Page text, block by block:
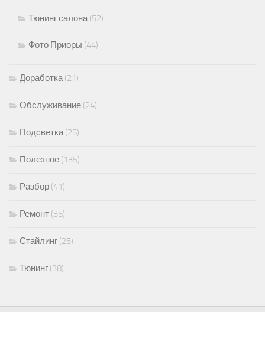
Тюнинг салона(52)
Фото Приоры (44)
Доработка(21)
Обслуживание (24)
Подсветка(25)
Полезное (135)
Разбор (41)
Ремонт (35)
Стайлинг (25)
Тюнинг (38)